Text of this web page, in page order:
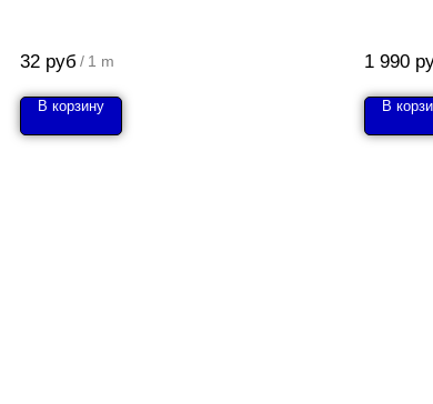
32 руб / 1 m
В корзину
1 990
В